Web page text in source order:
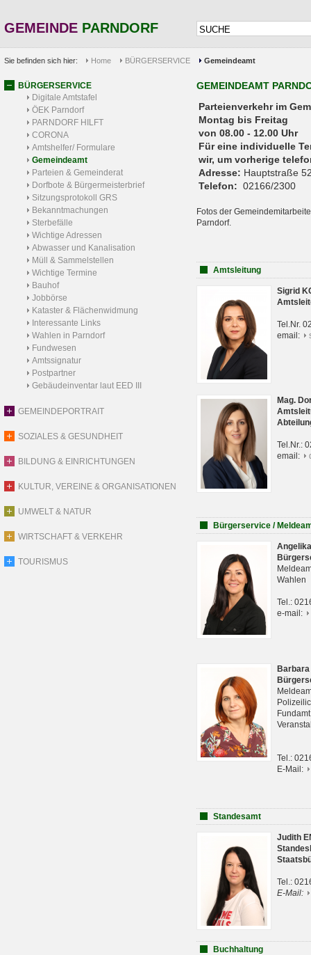
GEMEINDE PARNDORF
Sie befinden sich hier: Home BÜRGERSERVICE Gemeindeamt
BÜRGERSERVICE
Digitale Amtstafel
ÖEK Parndorf
PARNDORF HILFT
CORONA
Amtshelfer/ Formulare
Gemeindeamt
Parteien & Gemeinderat
Dorfbote & Bürgermeisterbrief
Sitzungsprotokoll GRS
Bekanntmachungen
Sterbefälle
Wichtige Adressen
Abwasser und Kanalisation
Müll & Sammelstellen
Wichtige Termine
Bauhof
Jobbörse
Kataster & Flächenwidmung
Interessante Links
Wahlen in Parndorf
Fundwesen
Amtssignatur
Postpartner
Gebäudeinventar laut EED III
GEMEINDEPORTRAIT
SOZIALES & GESUNDHEIT
BILDUNG & EINRICHTUNGEN
KULTUR, VEREINE & ORGANISATIONEN
UMWELT & NATUR
WIRTSCHAFT & VERKEHR
TOURISMUS
GEMEINDEAMT
Parteienverkehr
Montag bis Freitag
von 08.00 - 12.00 Uhr
Für eine individuelle
wir, um vorherige
Adresse: Hauptstraße
Telefon: 02166/2300
Fotos der
Parndorf.
Amtsleitung
Sigrid
Tel.Nr.
email:
Mag.
Tel.Nr.:
email:
Bürgerservice /
Wahlen
Tel.:
e-mail:
Tel.:
E-Mail:
Standesamt
Judith
Tel.:
E-Mail:
Buchhaltung